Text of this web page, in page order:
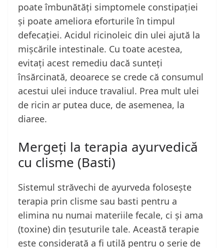
poate îmbunătăți simptomele constipației
și poate ameliora eforturile în timpul
defecației. Acidul ricinoleic din ulei ajută la
mișcările intestinale. Cu toate acestea,
evitați acest remediu dacă sunteți
însărcinată, deoarece se crede că consumul
acestui ulei induce travaliul. Prea mult ulei
de ricin ar putea duce, de asemenea, la
diaree.
Mergeți la terapia ayurvedică
cu clisme (Basti)
Sistemul străvechi de ayurveda folosește
terapia prin clisme sau basti pentru a
elimina nu numai materiile fecale, ci și ama
(toxine) din țesuturile tale. Această terapie
este considerată a fi utilă pentru o serie de